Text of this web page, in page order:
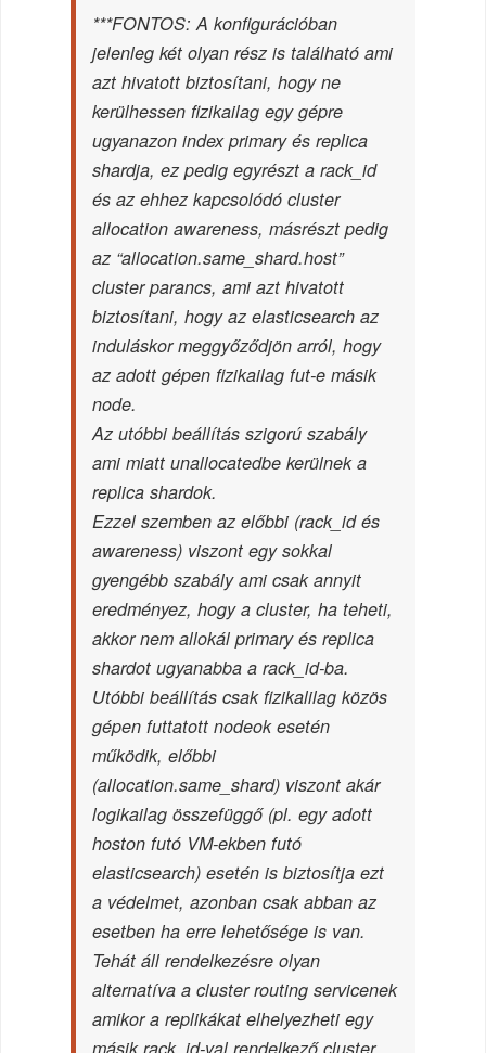
***FONTOS: A konfigurációban
jelenleg két olyan rész is található ami
azt hivatott biztosítani, hogy ne
kerülhessen fizikailag egy gépre
ugyanazon index primary és replica
shardja, ez pedig egyrészt a rack_id
és az ehhez kapcsolódó cluster
allocation awareness, másrészt pedig
az “allocation.same_shard.host”
cluster parancs, ami azt hivatott
biztosítani, hogy az elasticsearch az
induláskor meggyőződjön arról, hogy
az adott gépen fizikailag fut-e másik
node.
Az utóbbi beállítás szigorú szabály
ami miatt unallocatedbe kerülnek a
replica shardok.
Ezzel szemben az előbbi (rack_id és
awareness) viszont egy sokkal
gyengébb szabály ami csak annyit
eredményez, hogy a cluster, ha teheti,
akkor nem allokál primary és replica
shardot ugyanabba a rack_id-ba.
Utóbbi beállítás csak fizikalilag közös
gépen futtatott nodeok esetén
működik, előbbi
(allocation.same_shard) viszont akár
logikailag összefüggő (pl. egy adott
hoston futó VM-ekben futó
elasticsearch) esetén is biztosítja ezt
a védelmet, azonban csak abban az
esetben ha erre lehetősége is van.
Tehát áll rendelkezésre olyan
alternatíva a cluster routing servicenek
amikor a replikákat elhelyezheti egy
másik rack_id-val rendelkező cluster